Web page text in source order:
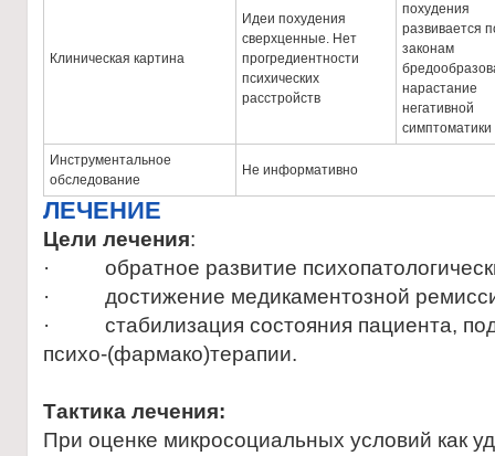
Клиническая картина
Идеи похудения
сверхценные. Нет
прогредиентности
психических
расстройств
похудения
развивается
законам
нарастание
негативной
симптоматики
Инструментальное
обследование
Не информативно
ЛЕЧЕНИЕ
Цели лечения:
· обратное развитие
· достижение медикаментозной
· стабилизация состояния пациента,
психо-(фармако)терапии.
Тактика лечения:
При оценке микросоциальных условий как